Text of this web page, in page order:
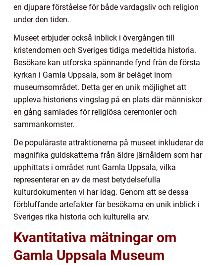
en djupare förståelse för både vardagsliv och religion
under den tiden.
Museet erbjuder också inblick i övergången till
kristendomen och Sveriges tidiga medeltida historia.
Besökare kan utforska spännande fynd från de första
kyrkan i Gamla Uppsala, som är beläget inom
museumsområdet. Detta ger en unik möjlighet att
uppleva historiens vingslag på en plats där människor
en gång samlades för religiösa ceremonier och
sammankomster.
De populäraste attraktionerna på museet inkluderar de
magnifika guldskatterna från äldre järnåldern som har
upphittats i området runt Gamla Uppsala, vilka
representerar en av de mest betydelsefulla
kulturdokumenten vi har idag. Genom att se dessa
förbluffande artefakter får besökarna en unik inblick i
Sveriges rika historia och kulturella arv.
Kvantitativa mätningar om
Gamla Uppsala Museum